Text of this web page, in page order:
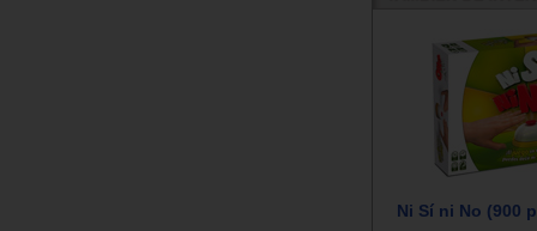
Ni Sí ni No (900